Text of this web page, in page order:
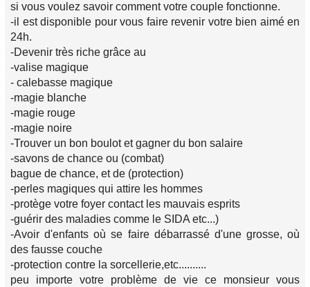
si vous voulez savoir comment votre couple fonctionne.
-il est disponible pour vous faire revenir votre bien aimé en
24h.
-Devenir très riche grâce au
-valise magique
- calebasse magique
-magie blanche
-magie rouge
-magie noire
-Trouver un bon boulot et gagner du bon salaire
-savons de chance ou (combat)
bague de chance, et de (protection)
-perles magiques qui attire les hommes
-protège votre foyer contact les mauvais esprits
-guérir des maladies comme le SIDA etc...)
-Avoir d'enfants où se faire débarrassé d'une grosse, où
des fausse couche
-protection contre la sorcellerie,etc..........
peu importe votre problème de vie ce monsieur vous